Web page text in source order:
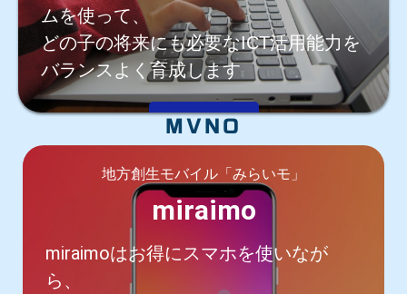
ムを使って、
どの子の将来にも必要なICT活用能力を
バランスよく育成します
Read More
MVNO
地方創生モバイル「みらいモ」
miraimo
miraimoはお得にスマホを使いなが
ら、